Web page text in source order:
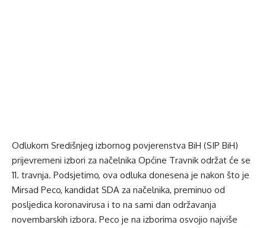
Odlukom Središnjeg izbornog povjerenstva BiH (SIP BiH)
prijevremeni izbori za načelnika Općine Travnik održat će se
11. travnja. Podsjetimo, ova odluka donesena je nakon što je
Mirsad Peco, kandidat SDA za načelnika, preminuo od
posljedica koronavirusa i to na sami dan održavanja
novembarskih izbora. Peco je na izborima osvojio najviše